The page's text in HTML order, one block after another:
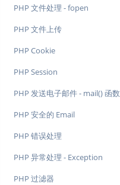
PHP 文件处理 - fopen
PHP 文件上传
PHP Cookie
PHP Session
PHP 发送电子邮件 - mail() 函数
PHP 安全的 Email
PHP 错误处理
PHP 异常处理 - Exception
PHP 过滤器